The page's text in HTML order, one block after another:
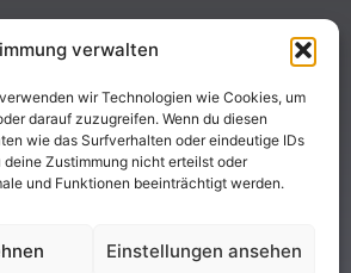
verwalten
wir Technologien wie Cookies, um
darauf zuzugreifen. Wenn du diesen
wie das Surfverhalten oder eindeutige IDs
Zustimmung nicht erteilst oder
und Funktionen beeinträchtigt werden.
Einstellungen ansehen